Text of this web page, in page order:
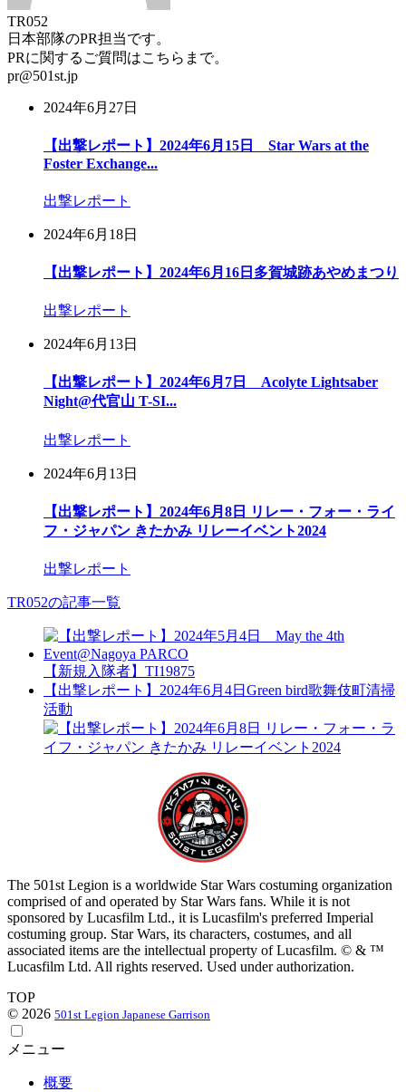
TR052
日本部隊のPR担当です。
PRに関するご質問はこちらまで。
pr@501st.jp
2024年6月27日
【出撃レポート】2024年6月15日 Star Wars at the
Foster Exchange...
出撃レポート
2024年6月18日
【出撃レポート】2024年6月16日多賀城跡あやめまつり
出撃レポート
2024年6月13日
【出撃レポート】2024年6月7日 Acolyte Lightsaber
Night@代官山 T-SI...
出撃レポート
2024年6月13日
【出撃レポート】2024年6月8日 リレー・フォー・ライ
フ・ジャパン きたかみ リレーイベント2024
出撃レポート
TR052の記事一覧
【新規入隊者】TI19875
【出撃レポート】2024年6月4日Green bird歌舞伎町清掃
活動
The 501st Legion is a worldwide Star Wars costuming organization
comprised of and operated by Star Wars fans. While it is not
sponsored by Lucasfilm Ltd., it is Lucasfilm's preferred Imperial
costuming group. Star Wars, its characters, costumes, and all
associated items are the intellectual property of Lucasfilm. © & ™
Lucasfilm Ltd. All rights reserved. Used under authorization.
TOP
© 2026 501st Legion Japanese Garrison
メニュー
概要